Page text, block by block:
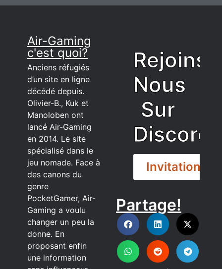
Air-Gaming
c'est quoi?
Anciens réfugiés
d’un site en ligne
décédé depuis.
Olivier-B., Kuk et
Manoloben ont
lancé Air-Gaming
en 2014. Le site
spécialisé dans le
jeu nomade. Face à
des canons du
genre
PocketGamer, Air-
Gaming a voulu
changer un peu la
donne. En
proposant enfin
une information
Rejoins
Nous
Sur
Discord
Invitation
DISCORD
Partage!